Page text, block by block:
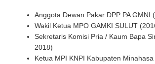
Anggota Dewan Pakar DPP PA GMNI
Wakil Ketua MPO GAMKI SULUT
Sekretaris Komisi Pria / Kaum Bapa
2018)
Ketua MPI KNPI Kabupaten